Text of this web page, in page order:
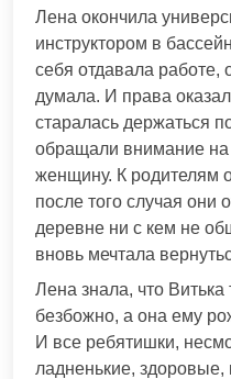
Лена окончила
инструктором в
себя отдавала работе,
думала. И права
старалась держаться
обращали внимание
женщину. К родителям
после того случая они
деревне ни с кем не
вновь мечтала
Лена знала, что Витька
безбожно, а она ему
И все ребятишки,
ладненькие, здоровые,